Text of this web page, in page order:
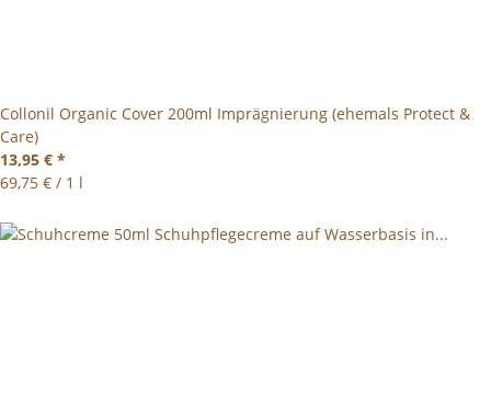
Collonil Organic Cover 200ml Imprägnierung (ehemals Protect &
Care)
13,95 € *
69,75 € / 1 l